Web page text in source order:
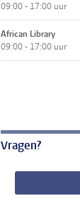
09:00 - 17:00 uur
African Library
09:00 - 17:00 uur
Vragen?